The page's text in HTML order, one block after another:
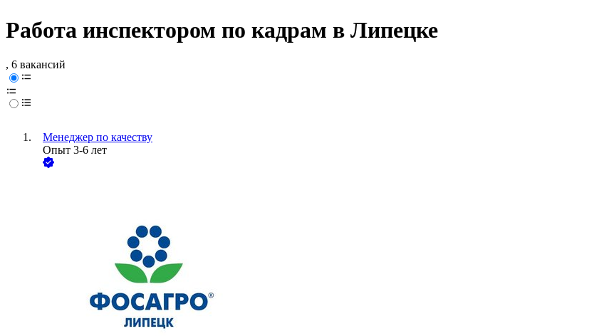
Работа инспектором по кадрам в Липецке
, 6 вакансий
Менеджер по качеству
Опыт 3-6 лет